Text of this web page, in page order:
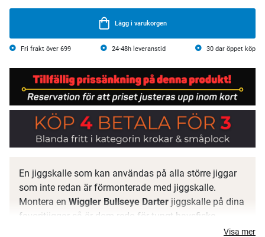
Lägg i varukorgen
Fri frakt över 699 24-48h leveranstid 30 dar öppet köp
En jiggskalle som kan användas på alla större jiggar
som inte redan är förmonterade med jiggskalle.
Montera en Wiggler Bullseye Darter jiggskalle på dina
favoritjiggar så är dom redo för tungt havsfiske.
Visa mer